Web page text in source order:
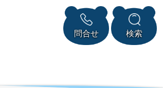
問合せ 検索